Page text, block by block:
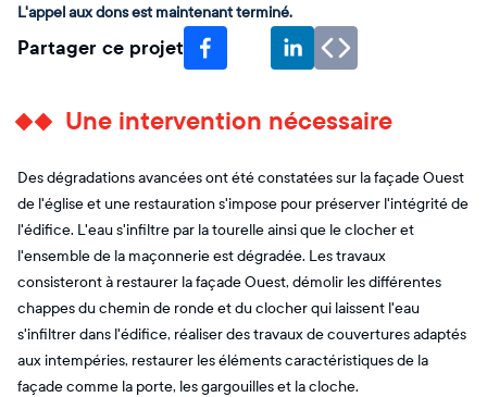
L'appel aux dons est maintenant terminé.
Partager ce projet
Une intervention nécessaire
Des dégradations avancées ont été constatées sur la façade Ouest
de l'église et une restauration s'impose pour préserver l'intégrité de
l'édifice. L'eau s'infiltre par la tourelle ainsi que le clocher et
l'ensemble de la maçonnerie est dégradée. Les travaux
consisteront à restaurer la façade Ouest, démolir les différentes
chappes du chemin de ronde et du clocher qui laissent l'eau
s'infiltrer dans l'édifice, réaliser des travaux de couvertures adaptés
aux intempéries, restaurer les éléments caractéristiques de la
façade comme la porte, les gargouilles et la cloche.